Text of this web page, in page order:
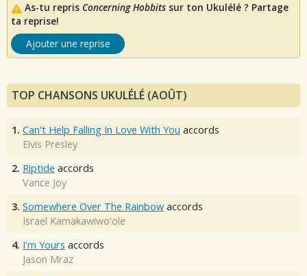
As-tu repris Concerning Hobbits sur ton Ukulélé ? Partage
ta reprise!
Ajouter une reprise
TOP CHANSONS UKULÉLÉ (AOÛT)
1. Can't Help Falling In Love With You accords
Elvis Presley
2. Riptide accords
Vance Joy
3. Somewhere Over The Rainbow accords
Israel Kamakawiwo'ole
4. I'm Yours accords
Jason Mraz